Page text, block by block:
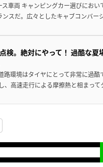
車両 キャンピングカー選びにおい
スだ。広々としたキャブコンバー
検。絶対にやって！ 過酷な夏
環境はタイヤにとって非常に過酷
高速走行による摩擦熱と相まって